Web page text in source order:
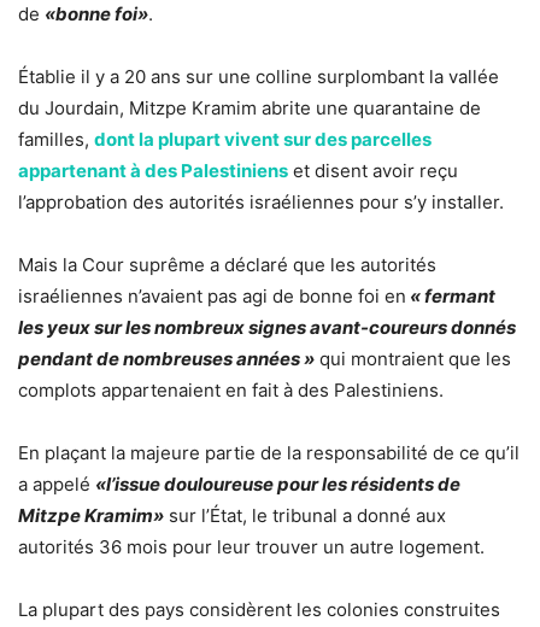
de «bonne foi».
Établie il y a 20 ans sur une colline surplombant la vallée
du Jourdain, Mitzpe Kramim abrite une quarantaine de
familles, dont la plupart vivent sur des parcelles
appartenant à des Palestiniens et disent avoir reçu
l’approbation des autorités israéliennes pour s’y installer.
Mais la Cour suprême a déclaré que les autorités
israéliennes n’avaient pas agi de bonne foi en « fermant
les yeux sur les nombreux signes avant-coureurs donnés
pendant de nombreuses années » qui montraient que les
complots appartenaient en fait à des Palestiniens.
En plaçant la majeure partie de la responsabilité de ce qu’il
a appelé «l’issue douloureuse pour les résidents de
Mitzpe Kramim» sur l’État, le tribunal a donné aux
autorités 36 mois pour leur trouver un autre logement.
La plupart des pays considèrent les colonies construites